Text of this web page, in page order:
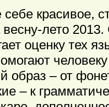
красивое,
весну-лето
оценку тех
образ – от
– к